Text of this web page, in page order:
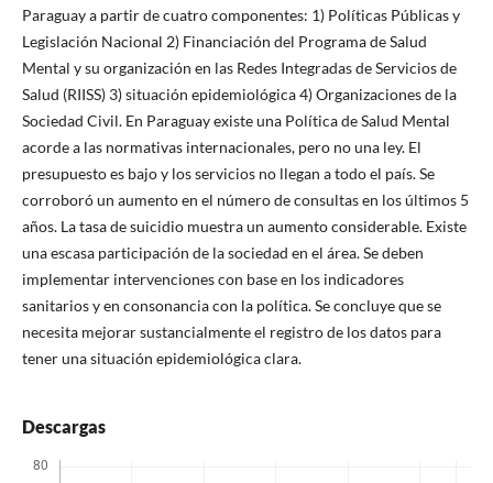
Paraguay a partir de cuatro componentes: 1) Políticas Públicas y
Legislación Nacional 2) Financiación del Programa de Salud
Mental y su organización en las Redes Integradas de Servicios de
Salud (RIISS) 3) situación epidemiológica 4) Organizaciones de la
Sociedad Civil. En Paraguay existe una Política de Salud Mental
acorde a las normativas internacionales, pero no una ley. El
presupuesto es bajo y los servicios no llegan a todo el país. Se
corroboró un aumento en el número de consultas en los últimos 5
años. La tasa de suicidio muestra un aumento considerable. Existe
una escasa participación de la sociedad en el área. Se deben
implementar intervenciones con base en los indicadores
sanitarios y en consonancia con la política. Se concluye que se
necesita mejorar sustancialmente el registro de los datos para
tener una situación epidemiológica clara.
Descargas